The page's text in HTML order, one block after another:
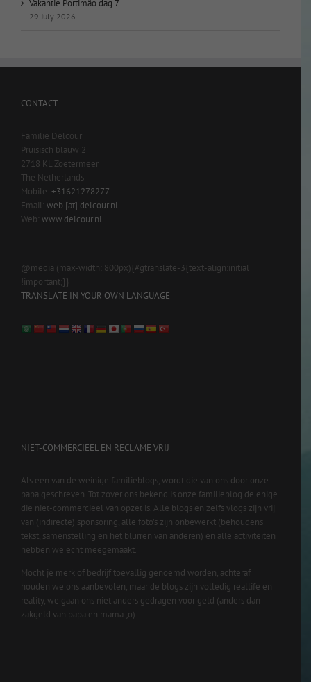
Vakantie Portimão dag 7
29 July 2026
CONTACT
Familie Delcour
Pruisisch blauw 2
2718 KL Zoetermeer
The Netherlands
Mobile: +31621278277
Email: web [at] delcour.nl
Web: www.delcour.nl
@media (max-width: 800px){#gtranslate-3{text-align:initial
!important;}}
TRANSLATE IN YOUR OWN LANGUAGE
NIET-COMMERCIEEL EN RECLAME VRIJ
Als een van de weinige familieblogs, wordt die van ons door onze
papa geschreven. Tot zover ons bekend is onze familieblog de enige
die niet-commercieel van opzet is. Alle blogs en zelfs vlogs zijn vrij
van (indirecte) sponsoring, alle foto’s zijn onbewerkt (behoudens
tekst, samenstelling en het blurren van anderen) en alle activiteiten
hebben we echt meegemaakt.
Mocht je merk of bedrijf toevallig genoemd worden, achteraf
houden we ons aanbevolen, maar de blogs zijn volledig reallife en
reality, we gaan ons niet anders gedragen voor geld (anders dan
zakgeld van papa en mama ;o)